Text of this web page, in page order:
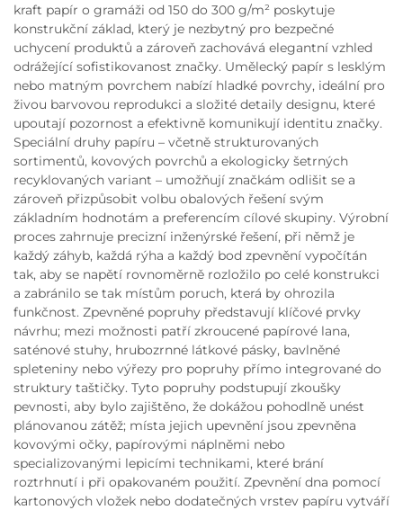
kraft papír o gramáži od 150 do 300 g/m² poskytuje
konstrukční základ, který je nezbytný pro bezpečné
uchycení produktů a zároveň zachovává elegantní vzhled
odrážející sofistikovanost značky. Umělecký papír s lesklým
nebo matným povrchem nabízí hladké povrchy, ideální pro
živou barvovou reprodukci a složité detaily designu, které
upoutají pozornost a efektivně komunikují identitu značky.
Speciální druhy papíru – včetně strukturovaných
sortimentů, kovových povrchů a ekologicky šetrných
recyklovaných variant – umožňují značkám odlišit se a
zároveň přizpůsobit volbu obalových řešení svým
základním hodnotám a preferencím cílové skupiny. Výrobní
proces zahrnuje precizní inženýrské řešení, při němž je
každý záhyb, každá rýha a každý bod zpevnění vypočítán
tak, aby se napětí rovnoměrně rozložilo po celé konstrukci
a zabránilo se tak místům poruch, která by ohrozila
funkčnost. Zpevněné popruhy představují klíčové prvky
návrhu; mezi možnosti patří zkroucené papírové lana,
saténové stuhy, hrubozrnné látkové pásky, bavlněné
spleteniny nebo výřezy pro popruhy přímo integrované do
struktury taštičky. Tyto popruhy podstupují zkoušky
pevnosti, aby bylo zajištěno, že dokážou pohodlně unést
plánovanou zátěž; místa jejich upevnění jsou zpevněna
kovovými očky, papírovými náplněmi nebo
specializovanými lepicími technikami, které brání
roztrhnutí i při opakovaném použití. Zpevnění dna pomocí
kartonových vložek nebo dodatečných vrstev papíru vytváří